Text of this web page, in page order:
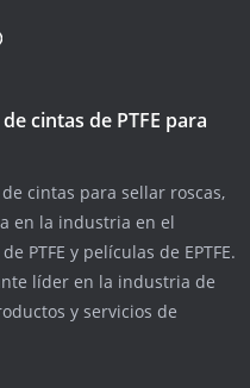
cintas de PTFE para
cintas para sellar roscas,
en la industria en el
PTFE y películas de EPTFE.
líder en la industria de
y servicios de